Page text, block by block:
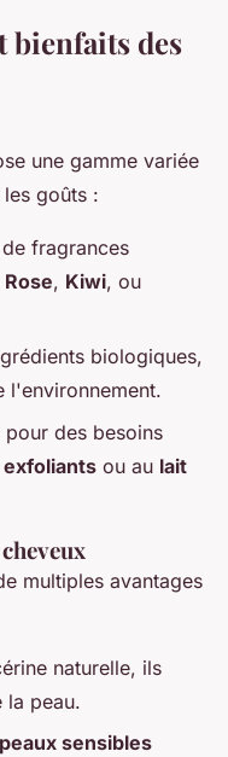
bienfaits des
une gamme variée
goûts :
fragrances
Rose, Kiwi, ou
biologiques,
l'environnement.
pour des besoins
ou au lait
multiples avantages
naturelle, ils
la peau.
peaux sensibles